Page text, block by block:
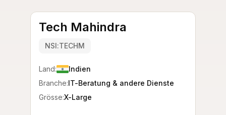
Tech Mahindra
NSI:TECHM
Land:
Indien
Branche:IT-Beratung & andere Dienste
Grösse:X-Large